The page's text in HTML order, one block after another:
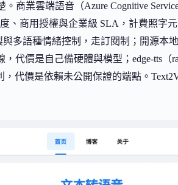
商業雲端語音（Azure Cognitive
、商用授權與企業級 SLA，計費照字
多語種情緒控制，走訂閱制；開源本地
代價是自己備硬體與模型；edge-tts（
代價是依賴未公開保證的端點。